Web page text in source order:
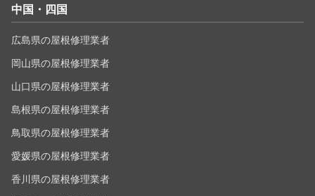
中国・四国
広島県の屋根修理業者
岡山県の屋根修理業者
山口県の屋根修理業者
島根県の屋根修理業者
鳥取県の屋根修理業者
愛媛県の屋根修理業者
香川県の屋根修理業者